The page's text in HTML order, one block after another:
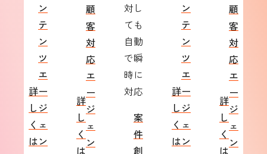
詳
し
く
は
ン
テ
ン
ツ
エ
ー
ジ
ェ
ン
詳
し
く
は
顧
客
対
応
エ
ー
ジ
ェ
ン
対し
ても
自動
で瞬
時に
対応
案
件
創
詳
し
く
は
ン
テ
ン
ツ
エ
ー
ジ
ェ
ン
詳
し
く
は
顧
客
対
応
エ
ー
ジ
ェ
ン